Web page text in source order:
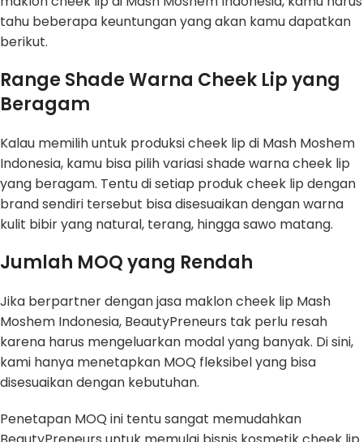
tahu beberapa keuntungan yang akan kamu dapatkan
berikut.
Range Shade Warna Cheek Lip yang
Beragam
Kalau memilih untuk produksi cheek lip di Mash Moshem
Indonesia, kamu bisa pilih variasi shade warna cheek lip
yang beragam. Tentu di setiap produk cheek lip dengan
brand sendiri tersebut bisa disesuaikan dengan warna
kulit bibir yang natural, terang, hingga sawo matang.
Jumlah MOQ yang Rendah
Jika berpartner dengan jasa maklon cheek lip Mash
Moshem Indonesia, BeautyPreneurs tak perlu resah
karena harus mengeluarkan modal yang banyak. Di sini,
kami hanya menetapkan MOQ fleksibel yang bisa
disesuaikan dengan kebutuhan.
Penetapan MOQ ini tentu sangat memudahkan